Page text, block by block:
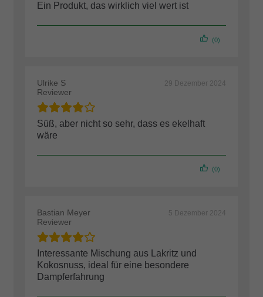
Ein Produkt, das wirklich viel wert ist
(0)
Ulrike S
Reviewer
29 Dezember 2024
Süß, aber nicht so sehr, dass es ekelhaft
wäre
(0)
Bastian Meyer
Reviewer
5 Dezember 2024
Interessante Mischung aus Lakritz und
Kokosnuss, ideal für eine besondere
Dampferfahrung